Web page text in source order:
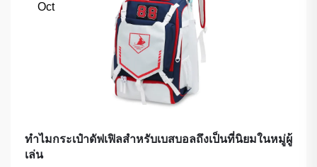
Oct
ทำไมกระเป๋าดัฟเฟิลสำหรับเบสบอลถึงเป็นที่นิยมในหมู่ผู้
เล่น